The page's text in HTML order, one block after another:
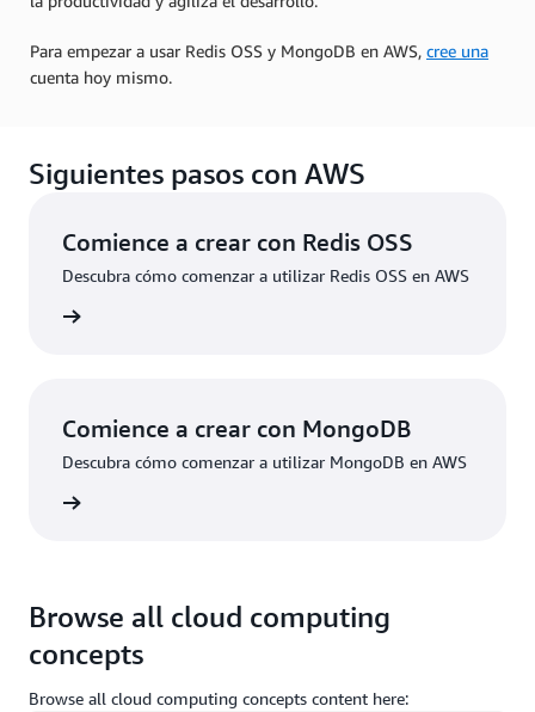
Para empezar a usar Redis OSS y MongoDB en AWS, cree una
cuenta hoy mismo.
Siguientes pasos con AWS
Comience a crear con Redis OSS
Descubra cómo comenzar a utilizar Redis OSS en AWS
Comience a crear con MongoDB
Descubra cómo comenzar a utilizar MongoDB en AWS
Browse all cloud computing
concepts
Browse all cloud computing concepts content here: